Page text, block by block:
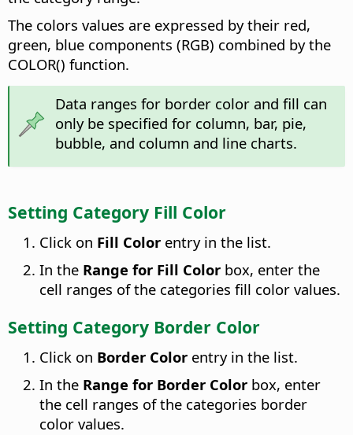
The colors values are expressed by their red,
green, blue components (RGB) combined by the
COLOR() function.
Data ranges for border color and fill can
only be specified for column, bar, pie,
bubble, and column and line charts.
Setting Category Fill Color
Click on Fill Color entry in the list.
In the Range for Fill Color box, enter the
cell ranges of the categories fill color values.
Setting Category Border Color
Click on Border Color entry in the list.
In the Range for Border Color box, enter
the cell ranges of the categories border
color values.